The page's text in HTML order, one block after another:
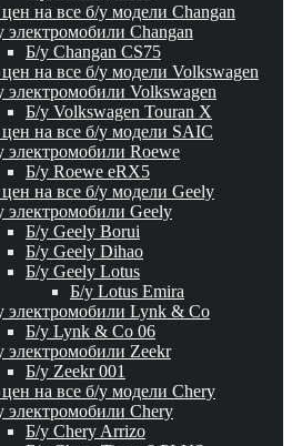
на все б/у модели Changan
электромобили Changan
Б/у Changan CS75
на все б/у модели Volkswagen
электромобили Volkswagen
Б/у Volkswagen Touran X
на все б/у модели SAIC
электромобили Roewe
Б/у Roewe eRX5
на все б/у модели Geely
электромобили Geely
Б/у Geely Borui
Б/у Geely Dihao
Б/у Geely Lotus
Б/у Lotus Emira
электромобили Lynk & Co
Б/у Lynk & Co 06
электромобили Zeekr
Б/у Zeekr 001
на все б/у модели Chery
электромобили Chery
Б/у Chery Arrizo